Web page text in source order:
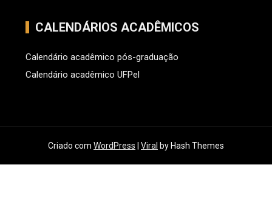
CALENDÁRIOS ACADÊMICOS
Calendário acadêmico pós-graduação
Calendário acadêmico UFPel
Criado com WordPress Viral by Hash Themes